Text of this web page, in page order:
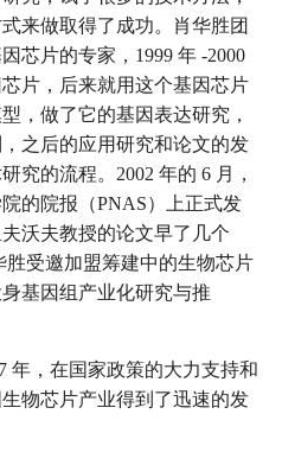
来做取得了成功。肖华胜团
芯片的专家，1999 年 -2000
片，后来就用这个基因芯片
，做了它的基因表达研究，
之后的应用研究和论文的发
究的流程。2002 年的 6 月，
的院报（PNAS）上正式发
沃夫教授的论文早了几个
胜受邀加盟筹建中的生物芯片
基因组产业化研究与推
年，在国家政策的大力支持和
物芯片产业得到了迅速的发